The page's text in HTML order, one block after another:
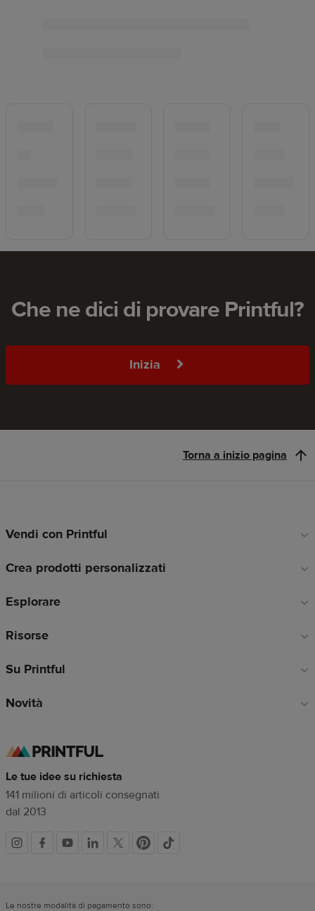
Che ne dici di provare Printful?
Inizia
Torna a inizio pagina
Link
piè
pagina
Vendi con Printful
Crea prodotti personalizzati
Esplorare
Risorse
Su Printful
Novità
Le tue idee su richiesta
141 milioni di articoli consegnati
dal 2013
Link
Le nostre modalità di pagamento sono: